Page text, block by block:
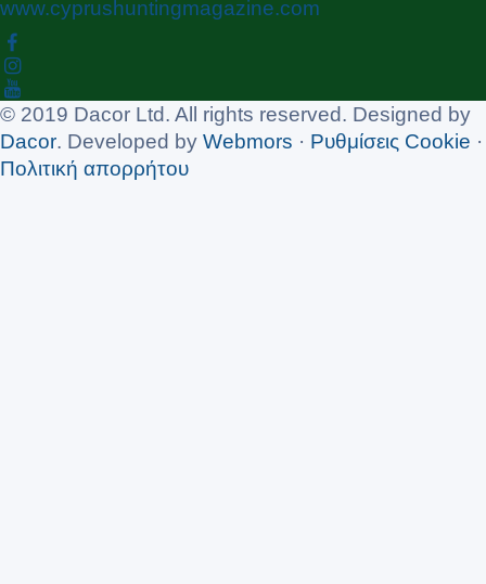
www.cyprushuntingmagazine.com
© 2019 Dacor Ltd. All rights reserved. Designed by
Dacor. Developed by Webmors · Ρυθμίσεις Cookie ·
Πολιτική απορρήτου